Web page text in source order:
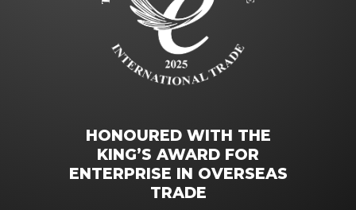
HONOURED WITH THE
KING’S AWARD FOR
ENTERPRISE IN OVERSEAS
TRADE